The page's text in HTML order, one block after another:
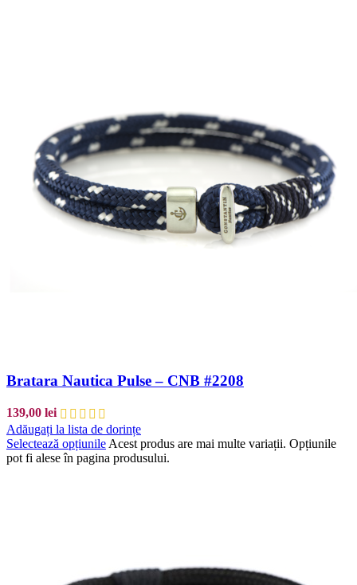
Bratara Nautica Pulse – CNB #2208
139,00 lei
Adăugați la lista de dorințe
Selectează opțiunile Acest produs are mai multe variații. Opțiunile
pot fi alese în pagina produsului.